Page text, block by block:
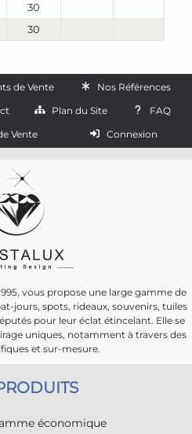
30
30
de Vente
Nos Références
Plan du Site
FAQ
Vente
Connexion
vous propose une large gamme de
jours, spots, rideaux, souvenirs, tuiles
pour leur éclat étincelant. Elle se
uniques, notamment à travers des
et sur-mesure.
économique